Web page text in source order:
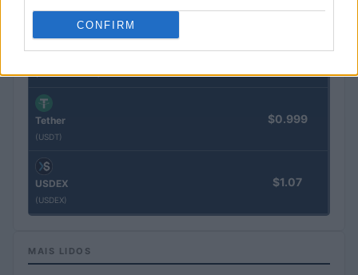
CONFIRM
(ETH)
(KPK ETH YIELD)
$2,030.62
Tether
(USDT)
$0.999
USDEX
(USDEX)
$1.07
MAIS LIDOS